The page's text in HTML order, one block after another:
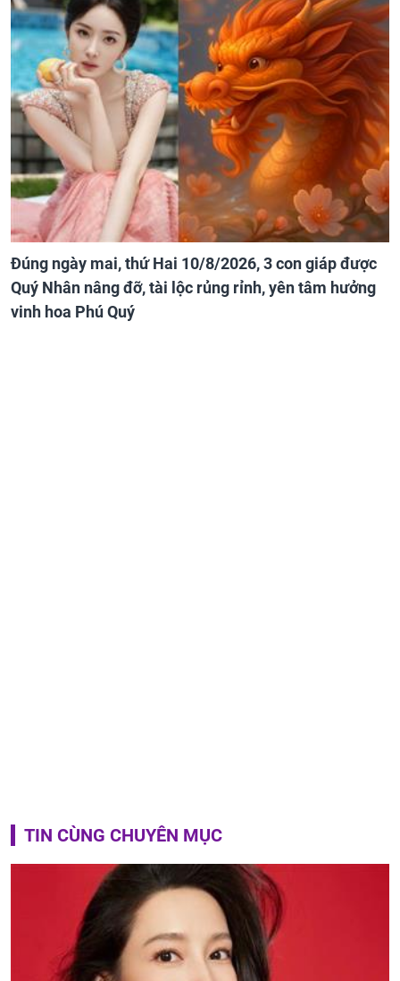
Đúng ngày mai, thứ Hai 10/8/2026, 3 con giáp được
Quý Nhân nâng đỡ, tài lộc rủng rỉnh, yên tâm hưởng
vinh hoa Phú Quý
TIN CÙNG CHUYÊN MỤC